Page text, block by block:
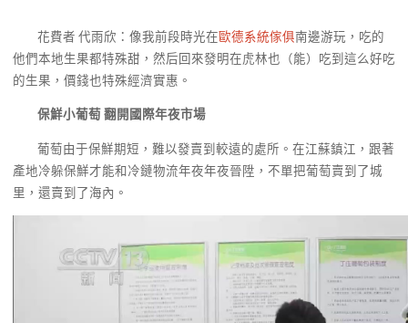
花費者 代雨欣：像我前段時光在歐德系統傢俱南邊游玩，吃的
他們本地生果都特殊甜，然后回來發明在虎林也（能）吃到這么好吃
的生果，價錢也特殊經濟實惠。
保鮮小葡萄 翻開國際年夜市場
葡萄由于保鮮期短，難以發賣到較遠的處所。在江蘇鎮江，跟著
產地冷躲保鮮才能和冷鏈物流年夜年夜晉陞，不單把葡萄賣到了城
里，還賣到了海內。